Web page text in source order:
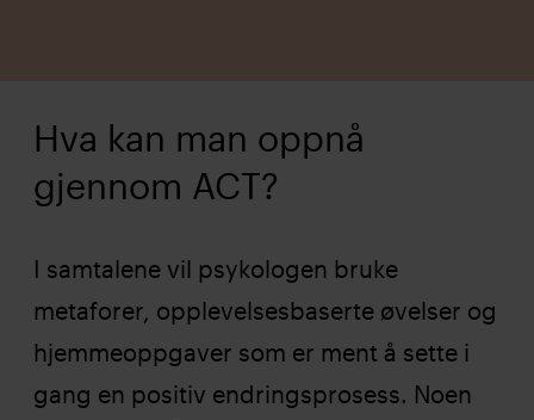
Hva kan man oppnå
gjennom ACT?
I samtalene vil psykologen bruke
metaforer, opplevelsesbaserte øvelser og
hjemmeoppgaver som er ment å sette i
gang en positiv endringsprosess. Noen